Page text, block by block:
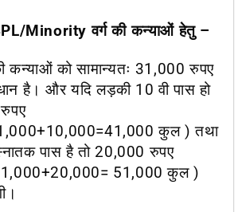
Minority वर्ग की कन्याओं हेतु –
कन्याओं को सामान्यतः 31,000 रुपए
है। और यदि लड़की 10 वी पास हो
कुल ) तथा
पास है तो 20,000 रुपए
51,000 कुल )